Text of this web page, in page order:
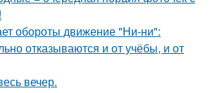
обороты движение "Ни-ни":
отказываются и от учёбы, и от
вечер.